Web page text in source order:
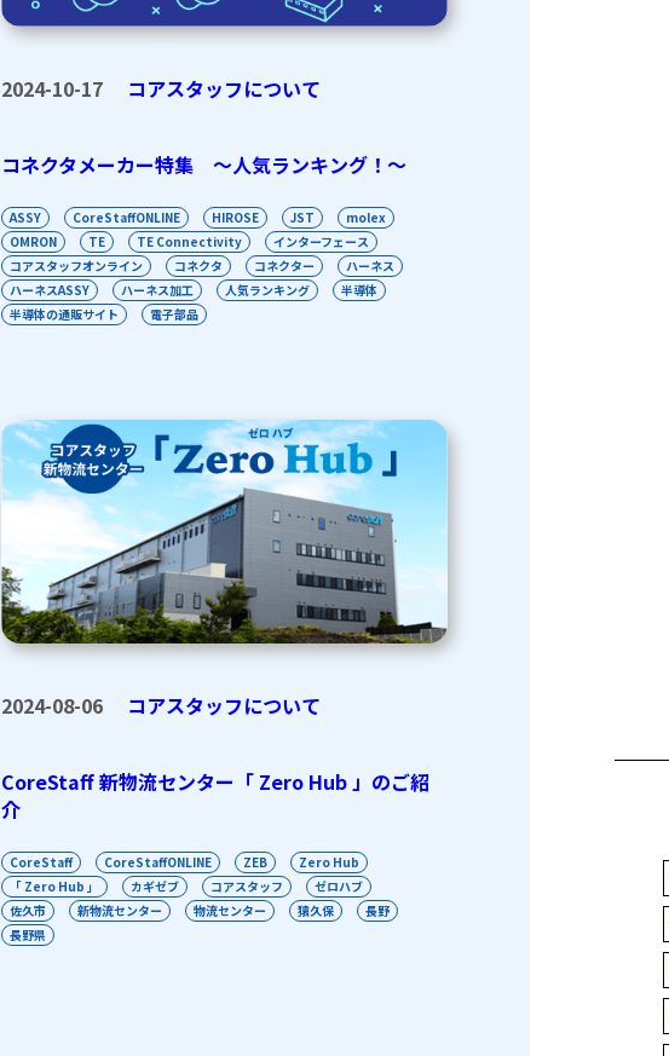
2024-10-17 コアスタッフについて
コネクタメーカー特集 〜人気ランキング！〜
ASSY CoreStaffONLINE HIROSE JST
molex
OMRON
TE TE Connectivity
インターフェース
コアスタッフオンライン
コネクタ コネクター
ハーネス
ハーネスASSY
ハーネス加工 人気ランキング
半導体
半導体の通販サイト
電子部品
2024-08-06 コアスタッフについて
CoreStaff 新物流センター「 Zero Hub 」のご紹
介
CoreStaff CoreStaffONLINE ZEB
Zero Hub
「 Zero Hub 」
カギゼブ コアスタッフ
ゼロハブ
佐久市
新物流センター 物流センター 猿久保
長野
長野県